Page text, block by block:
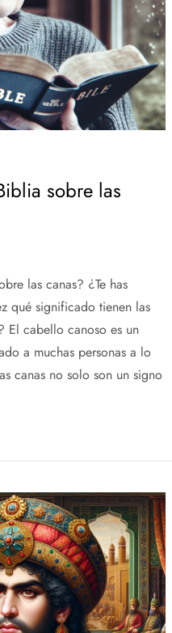
sobre las
las canas? ¿Te has
qué significado tienen las
El cabello canoso es un
a muchas personas a lo
canas no solo son un signo